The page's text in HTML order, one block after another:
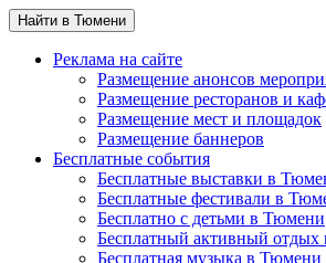
Найти в Тюмени
Реклама на сайте
Размещение анонсов
Размещение ресторанов и
Размещение мест и площадок
Размещение баннеров
Бесплатные события
Бесплатные выставки в
Бесплатные фестивали в
Бесплатно с детьми в Тюмени
Бесплатный активный
Бесплатная музыка в Тюмени